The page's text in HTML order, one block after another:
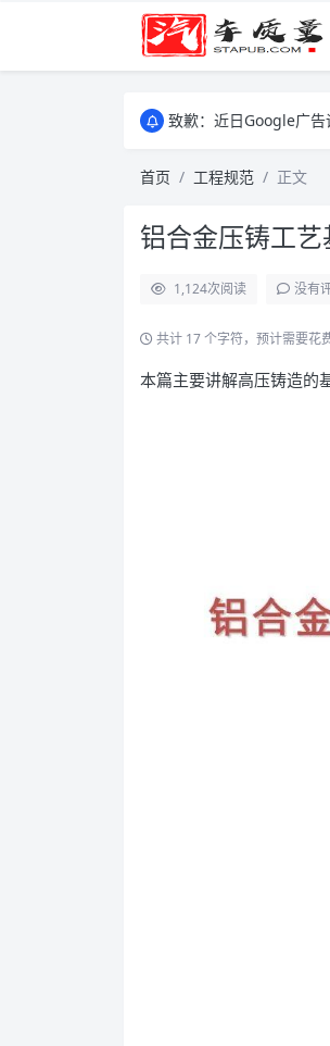
致歉：近日Google广
致歉：近日Google广告
首页 工程规范 正文
铝合金压铸工
1,124次阅读 没有
共计 17 个字符，预计需要花
本篇主要讲解高压铸造的